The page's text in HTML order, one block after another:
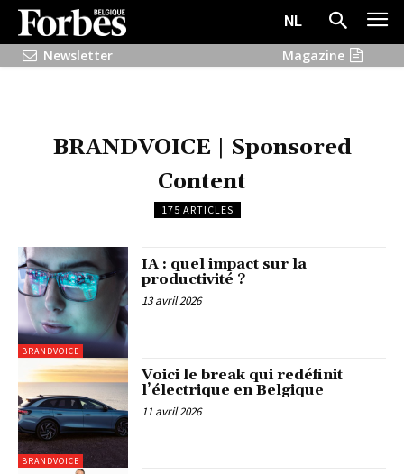
NL
Newsletter
Magazine
BRANDVOICE | Sponsored
Content
175 ARTICLES
BRANDVOICE
IA : quel impact sur la
productivité ?
13 avril 2026
BRANDVOICE
Voici le break qui redéfinit
l’électrique en Belgique
11 avril 2026